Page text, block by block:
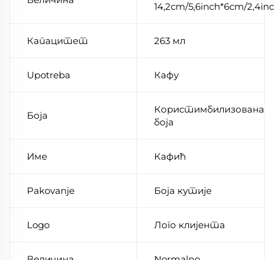
14,2cm/5,6inch*6cm/
Капацитет 263 мл
Upotreba Кафу
Боја
Користимбилизована
боја
Име Кафић
Pakovanje Боја кутије
Logo Лого клијента